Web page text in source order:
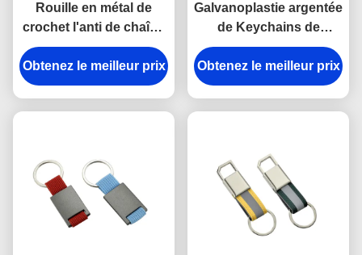
Rouille en métal de
crochet l'anti de chaîne
principale de rupture en
alliage de zinc de
support a gravé des
Obtenez le meilleur prix
Galvanoplastie argentée
de Keychains de
support principal en
plastique en métal
d'ABS de trapèze
Obtenez le meilleur prix